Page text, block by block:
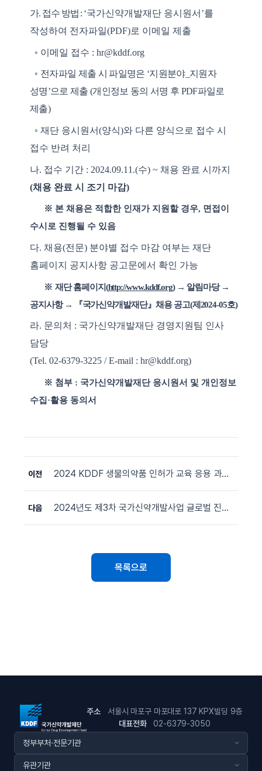
가. 접수 방법 : ‘국가신약개발재단 응시원서 ’를
작성하여 전자파일(PDF)로 이메일 제출
◦ 이메일 접수 : hr@kddf.org
◦ 전자파일 제출 시 파일명은 ‘지원분야_ 지원자
성명’으로 제출(개인정보 동의 서명 후 PDF파일로
제출)
◦재단 응시원서(양식)와 다른 양식으로 접수 시
접수 반려 처리
나. 접수 기간 : 2024.09.11.(수) ~ 채용 완료 시까지
(채용 완료 시 조기 마감)
※ 본 채용은 적합한 인재가 지원할 경우, 면접이
수시로 진행될 수 있음
다. 채용(전문) 분야별 접수 마감 여부는 재단
홈페이지 공지사항 공고문에서 확인 가능
※재단 홈페이지 (http://www.kddf.org) → 알림마당 →
공지사항 → 『국가신약개발재단』 채용 공고(제 2024-05호)
라. 문의처 : 국가신약개발재단 경영지원팀 인사
담당
(Tel. 02-6379-3225 / E-mail : hr@kddf.org)
※ 첨부 : 국가신약개발재단 응시원서 및 개인정보
수집·활용 동의서
이전 2024 KDDF 생물의약품 인허가 교육 응용 과정 (2024년 10월 24일~25일)
다음 2024년도 제3차 국가신약개발사업 글로벌 진출 및 파트너링 촉진을 위한 신약개발 지원사업 발표평가 대상과제 공지
목록으로
주소
서울시 마포구 마포대로 137 KPX빌딩 9층
대표전화
02-6379-3050